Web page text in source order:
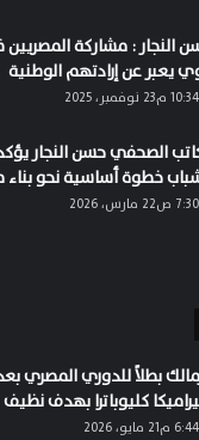
النجار : مشاركة المصريين
يعبر عن إرادتهم الوطنية
10:34 م23 نوفمبر، 2025
الصحفي حسن النجار
خطوة أساسية نحو
7:30 ص22 مارس، 2026
بطلاً للدوري المصري
كليوباترا بهدف نظيف
6:44 م21 مايو، 2026